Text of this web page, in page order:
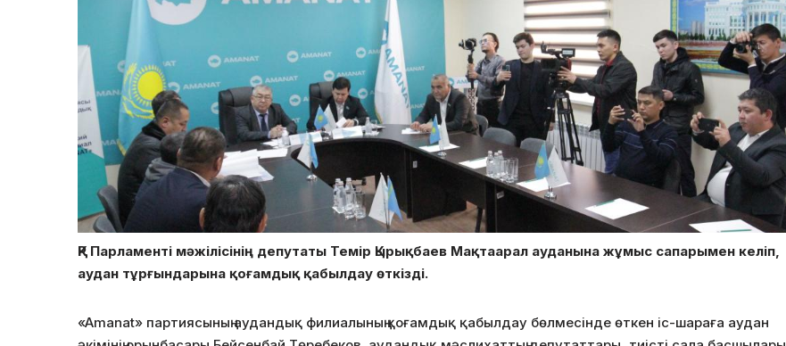
ҚР Парламенті мәжілісінің депутаты Темір Қырықбаев Мақтаарал ауданына жұмыс сапарымен келіп,
аудан тұрғындарына қоғамдық қабылдау өткізді.
«Amanat» партиясының аудандық филиалының қоғамдық қабылдау бөлмесінде өткен іс-шараға аудан